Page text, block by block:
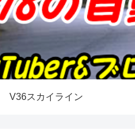
V36スカイライン